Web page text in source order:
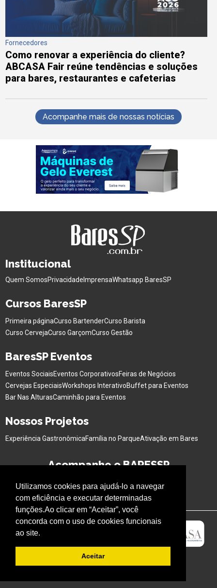
Utilizamos cookies para ajudá-lo a navegar
com eficiência e executar determinadas
funções.Ao clicar em “Aceitar”, você
concorda com o uso de cookies funcionais
ao site.
Aceitar
Fornecedores
Como renovar a experiência do cliente?
ABCASA Fair reúne tendências e soluções
para bares, restaurantes e cafeterias
Acompanhe mais de nossas notícias
Institucional
Quem SomosPrivacidade ImprensaWhatsapp BaresSP
Cursos BaresSP
Primeira páginaCurso BartenderCurso Barista
Curso CervejaCurso GarçomCurso Gestão
BaresSP Eventos
Eventos SociaisEventos CorporativosFeiras de Negócios
Cervejas EspeciaisWorkshops InterativoBuffet para Eventos
Bar Nas AlturasCaminhão para Eventos
Nossos Projetos
Experiência GastronômicaFamília no ParqueAtivação em Bares
Acompanhe o BARESSP